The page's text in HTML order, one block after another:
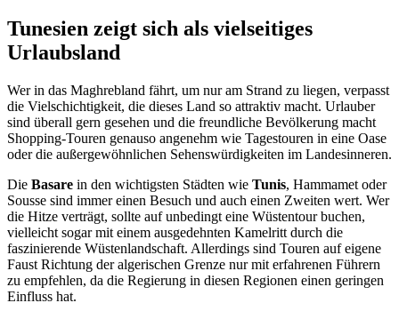
Tunesien zeigt sich als vielseitiges
Urlaubsland
Wer in das Maghrebland fährt, um nur am Strand zu liegen, verpasst
die Vielschichtigkeit, die dieses Land so attraktiv macht. Urlauber
sind überall gern gesehen und die freundliche Bevölkerung macht
Shopping-Touren genauso angenehm wie Tagestouren in eine Oase
oder die außergewöhnlichen Sehenswürdigkeiten im Landesinneren.
Die Basare in den wichtigsten Städten wie Tunis, Hammamet oder
Sousse sind immer einen Besuch und auch einen Zweiten wert. Wer
die Hitze verträgt, sollte auf unbedingt eine Wüstentour buchen,
vielleicht sogar mit einem ausgedehnten Kamelritt durch die
faszinierende Wüstenlandschaft. Allerdings sind Touren auf eigene
Faust Richtung der algerischen Grenze nur mit erfahrenen Führern
zu empfehlen, da die Regierung in diesen Regionen einen geringen
Einfluss hat.